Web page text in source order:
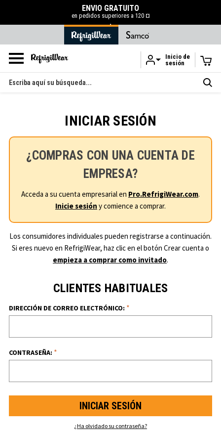
Ir al contenido principal
ENVÍO GRATUITO
en pedidos superiores a 120 ¤
.
Inicio de
sesión
Buscar
en
INICIAR SESIÓN
¿COMPRAS CON UNA CUENTA DE
EMPRESA?
Acceda a su cuenta empresarial en Pro.RefrigiWear.com.
Inicie sesión y comience a comprar.
Los consumidores individuales pueden registrarse a continuación.
Si eres nuevo en RefrigiWear, haz clic en el botón Crear cuenta o
empieza a comprar como invitado.
CLIENTES HABITUALES
DIRECCIÓN DE CORREO ELECTRÓNICO: *
CONTRASEÑA: *
¿Ha olvidado su contraseña?